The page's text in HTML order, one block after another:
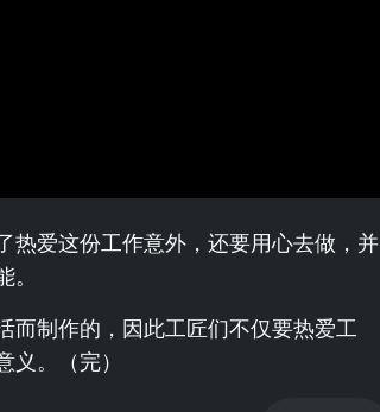
热爱这份工作意外，还要用心去做，并
而制作的，因此工匠们不仅要热爱工
。（完）